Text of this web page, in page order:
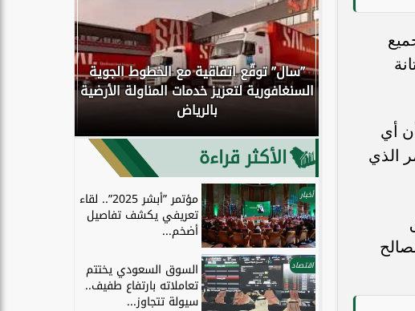
أي
الذي
”سال” توقّع اتفاقية مع الخطوط الجوية
السنغافورية لتعزيز خدمات المناولة الأرضية
بالرياض
الأكثر قراءة
أخبار مؤتمر ”أبشر 2025”.. لقاء
تعريفي يكشف تفاصيل
أضخم...
اقتصاد السوق السعودي يختتم
تعاملاته بارتفاع طفيف..
سيولة تتجاوز...